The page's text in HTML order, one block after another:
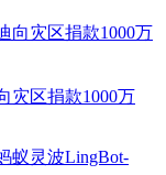
灾区捐款1000万